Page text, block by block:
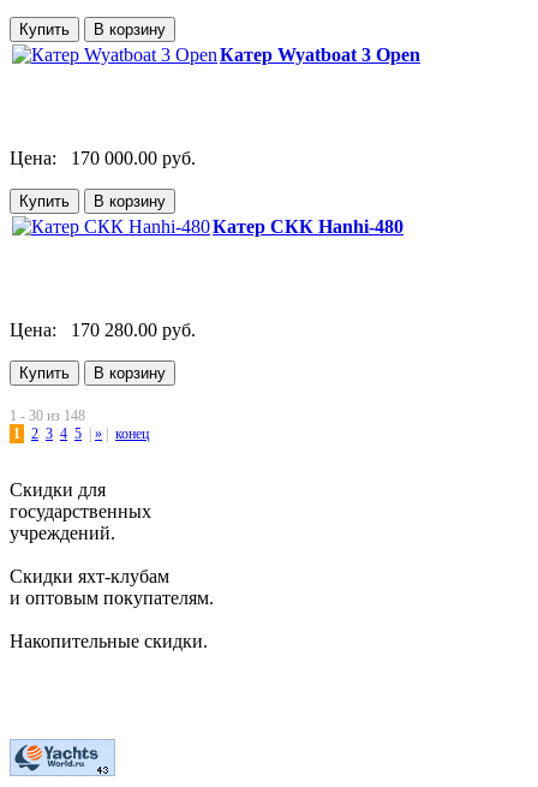
Катер Wyatboat 3 Open
Цена: 170 000.00 руб.
Катер СКК Hanhi-480
Цена: 170 280.00 руб.
1 - 30 из 148
1
2 3 4 5 | » | конец
Скидки для
государственных
учреждений.
Скидки яхт-клубам
и оптовым покупателям.
Накопительные скидки.